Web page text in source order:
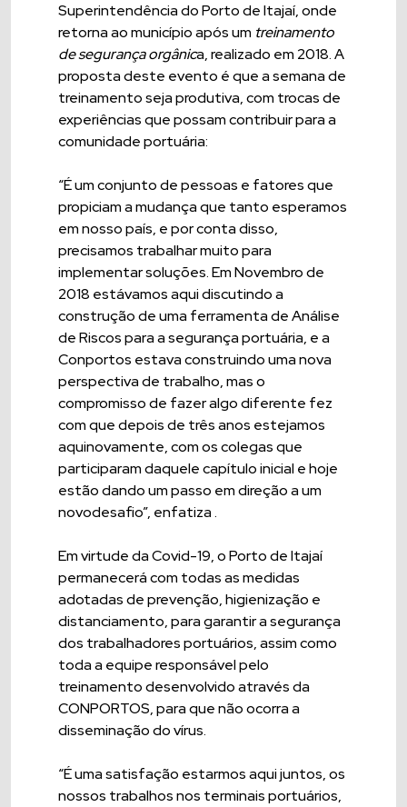
Superintendência do Porto de Itajaí, onde
retorna ao município após um treinamento
de segurança orgânica, realizado em 2018. A
proposta deste evento é que a semana de
treinamento seja produtiva, com trocas de
experiências que possam contribuir para a
comunidade portuária:
“É um conjunto de pessoas e fatores que
propiciam a mudança que tanto esperamos
em nosso país, e por conta disso,
precisamos trabalhar muito para
implementar soluções. Em Novembro de
2018 estávamos aqui discutindo a
construção de uma ferramenta de Análise
de Riscos para a segurança portuária, e a
Conportos estava construindo uma nova
perspectiva de trabalho, mas o
compromisso de fazer algo diferente fez
com que depois de três anos estejamos
aquinovamente, com os colegas que
participaram daquele capítulo inicial e hoje
estão dando um passo em direção a um
novodesafio”, enfatiza .
Em virtude da Covid-19, o Porto de Itajaí
permanecerá com todas as medidas
adotadas de prevenção, higienização e
distanciamento, para garantir a segurança
dos trabalhadores portuários, assim como
toda a equipe responsável pelo
treinamento desenvolvido através da
CONPORTOS, para que não ocorra a
disseminação do vírus.
“É uma satisfação estarmos aqui juntos, os
nossos trabalhos nos terminais portuários,